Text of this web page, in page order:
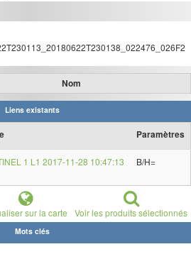
Nom
Liens existants
Paramètres
1 L1 2017-11-28 10:47:13
B/H=
sur la carte Voir les produits sélectionnés
Mots clés